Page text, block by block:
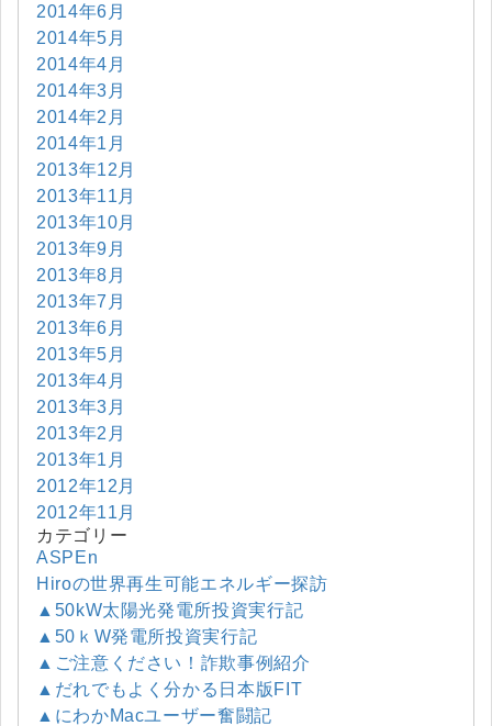
2014年6月
2014年5月
2014年4月
2014年3月
2014年2月
2014年1月
2013年12月
2013年11月
2013年10月
2013年9月
2013年8月
2013年7月
2013年6月
2013年5月
2013年4月
2013年3月
2013年2月
2013年1月
2012年12月
2012年11月
カテゴリー
ASPEn
Hiroの世界再生可能エネルギー探訪
▲50kW太陽光発電所投資実行記
▲50ｋW発電所投資実行記
▲ご注意ください！詐欺事例紹介
▲だれでもよく分かる日本版FIT
▲にわかMacユーザー奮闘記